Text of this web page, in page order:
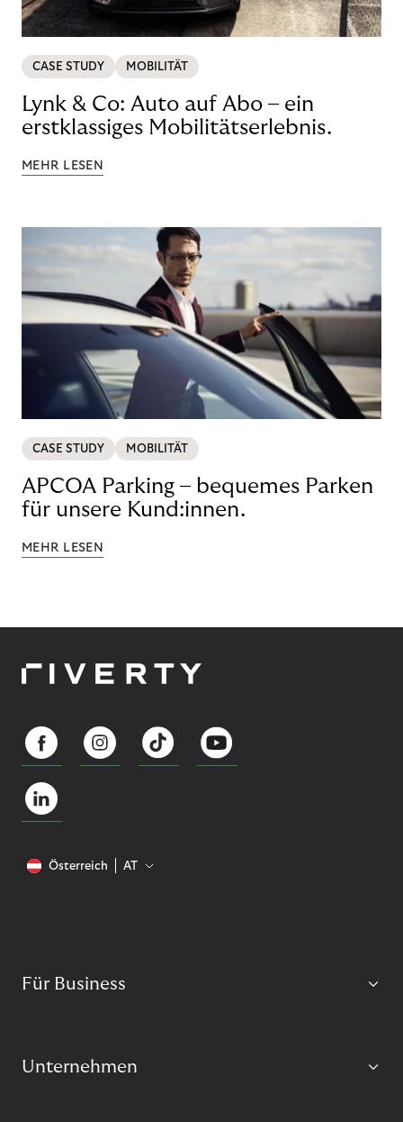
CASE STUDY MOBILITÄT
Lynk & Co: Auto auf Abo – ein
erstklassiges Mobilitätserlebnis.
MEHR LESEN
CASE STUDY MOBILITÄT
APCOA Parking – bequemes Parken
für unsere Kund:innen.
MEHR LESEN
Österreich AT
Für Business
Unternehmen